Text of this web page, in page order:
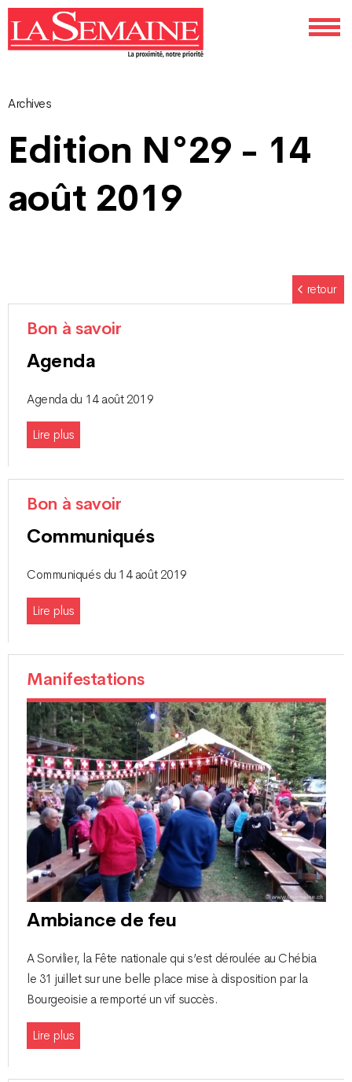
Archives
Edition N°29 - 14
août 2019
retour
Bon à savoir
Agenda
Agenda du 14 août 2019
Lire plus
Bon à savoir
Communiqués
Communiqués du 14 août 2019
Lire plus
Manifestations
Ambiance de feu
A Sorvilier, la Fête nationale qui s’est déroulée au Chébia
le 31 juillet sur une belle place mise à disposition par la
Bourgeoisie a remporté un vif succès.
Lire plus
Navigation
des
articles